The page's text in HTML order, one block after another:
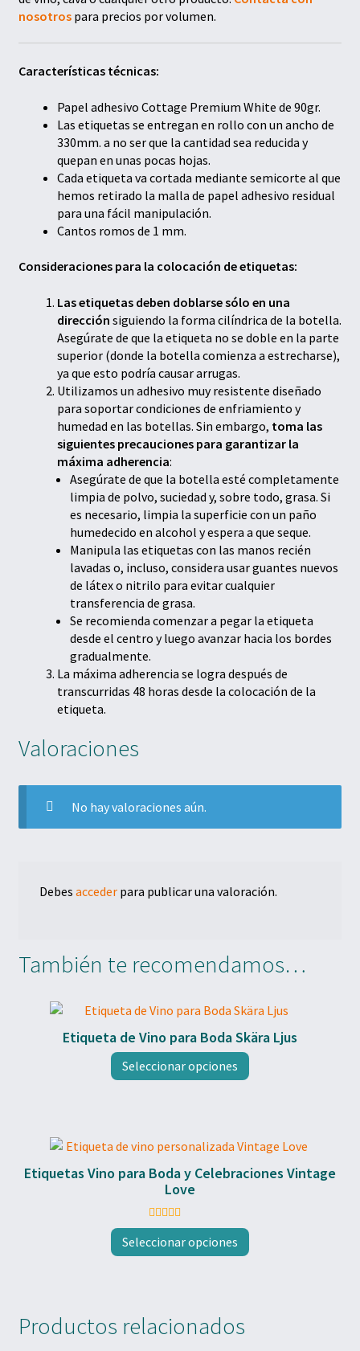
nosotrospara precios por volumen.
Características técnicas:
Papel adhesivo Cottage Premium White de 90gr.
Las etiquetas se entregan en rollo con un ancho de
330mm. a no ser que la cantidad sea reducida y
quepan en unas pocas hojas.
Cada etiqueta va cortada mediante semicorte al que
hemos retirado la malla de papel adhesivo residual
para una fácil manipulación.
Cantos romos de 1 mm.
Consideraciones para la colocación de etiquetas:
Las etiquetas deben doblarse sólo en una
dirección siguiendo la forma cilíndrica de la botella.
Asegúrate de que la etiqueta no se doble en la parte
superior (donde la botella comienza a estrecharse),
ya que esto podría causar arrugas.
Utilizamos un adhesivo muy resistente diseñado
para soportar condiciones de enfriamiento y
humedad en las botellas. Sin embargo, toma las
siguientes precauciones para garantizar la
máxima adherencia:
Asegúrate de que la botella esté completamente
limpia de polvo, suciedad y, sobre todo, grasa. Si
es necesario, limpia la superficie con un paño
humedecido en alcohol y espera a que seque.
Manipula las etiquetas con las manos recién
lavadas o, incluso, considera usar guantes nuevos
de látex o nitrilo para evitar cualquier
transferencia de grasa.
Se recomienda comenzar a pegar la etiqueta
desde el centro y luego avanzar hacia los bordes
gradualmente.
La máxima adherencia se logra después de
transcurridas 48 horas desde la colocación de la
etiqueta.
Valoraciones
No hay valoraciones aún.
Debes accederpara publicar una valoración.
También te recomendamos…
Etiqueta de Vino para Boda Skära Ljus
Seleccionar opciones
Etiquetas Vino para Boda y Celebraciones Vintage
Love
Valorado con
5.00de 5
Seleccionar opciones
Productos relacionados